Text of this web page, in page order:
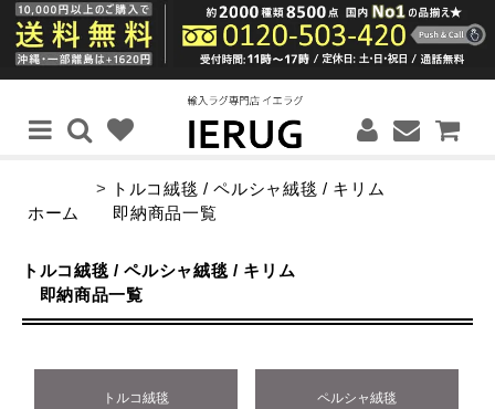
ホーム
>
トルコ絨毯 / ペルシャ絨毯 / キリム
即納商品一覧
トルコ絨毯 / ペルシャ絨毯 / キリム
即納商品一覧
トルコ絨毯 ペルシャ絨毯